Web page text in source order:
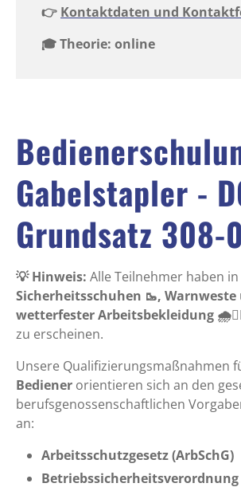
👉 Kontaktdaten und
🎓 Theorie: online
Gabelstapler -
Grundsatz 308-
💡 Hinweis: Alle Teilnehmer haben in
Sicherheitsschuhen 🥾, Warnweste
wetterfester Arbeitsbekleidung
zu erscheinen.
Unsere Qualifizierungsmaßnahmen
Bediener orientieren sich an den
berufsgenossenschaftlichen
an:
Arbeitsschutzgesetz (ArbSchG)
Betriebssicherheitsverordnung